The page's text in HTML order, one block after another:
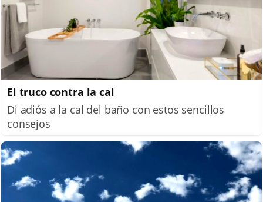
El truco contra la cal
Di adiós a la cal del baño con estos sencillos
consejos